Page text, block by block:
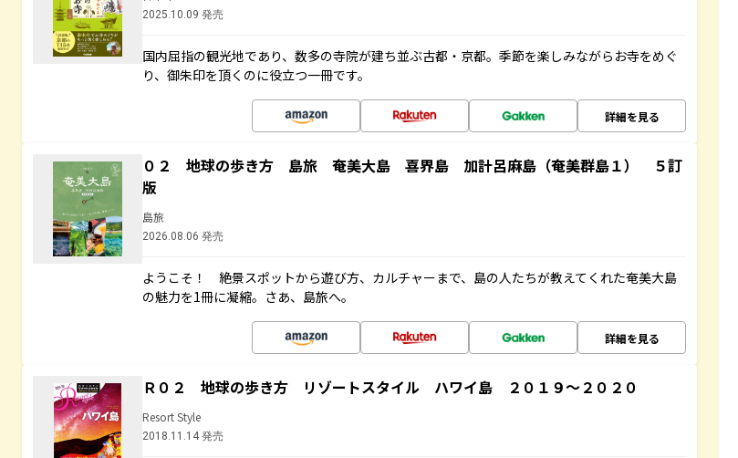
2025.10.09 発売
国内屈指の観光地であり、数多の寺院が建ち並ぶ古都・京都。季節を楽しみながらお寺をめぐ
り、御朱印を頂くのに役立つ一冊です。
詳細を見る
０２ 地球の歩き方 島旅 奄美大島 喜界島 加計呂麻島（奄美群島１） ５訂
版
島旅
2026.08.06 発売
ようこそ！ 絶景スポットから遊び方、カルチャーまで、島の人たちが教えてくれた奄美大島
の魅力を1冊に凝縮。さあ、島旅へ。
詳細を見る
Ｒ０２ 地球の歩き方 リゾートスタイル ハワイ島 ２０１９～２０２０
Resort Style
2018.11.14 発売